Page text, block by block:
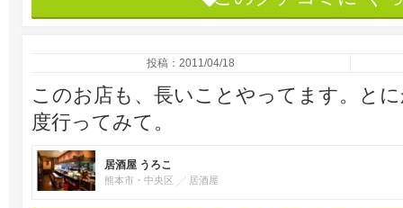
投稿：2011/04/18
このお店も、長いことやってます。と
度行ってみて。
居酒屋 うろこ
熊本市・中央区 居酒屋